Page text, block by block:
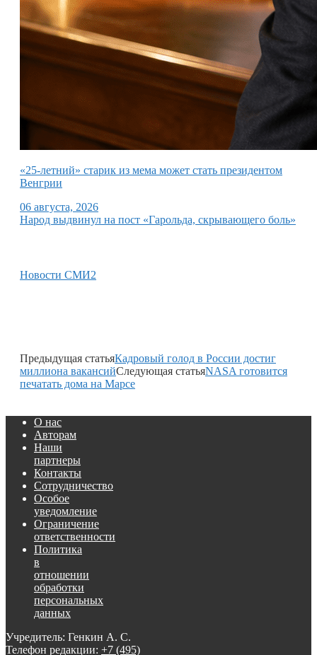
«25-летний» старик из мема может стать президентом
Венгрии
06 августа, 2026
Народ выдвинул на пост «Гарольда, скрывающего боль»
Новости СМИ2
Предыдущая статьяКадровый голод в России достиг
миллиона вакансийСледующая статьяNASA готовится
печатать дома на Марсе
О нас
Авторам
Наши
партнеры
Контакты
Сотрудничество
Особое
уведомление
Ограничение
ответственности
Политика
в
отношении
обработки
персональных
данных
Учредитель: Генкин А. С.
Телефон редакции: +7 (495)